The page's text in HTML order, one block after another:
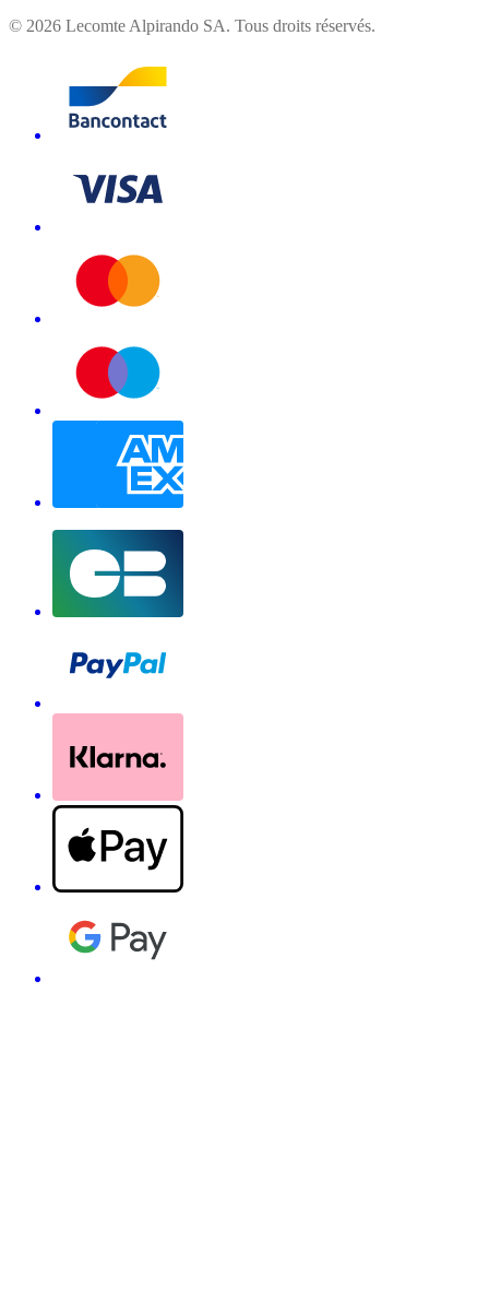
© 2026 Lecomte Alpirando SA. Tous droits réservés.